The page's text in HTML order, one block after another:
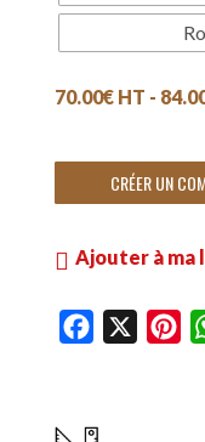
70.00€ HT -
CRÉER UN
Ajouter à ma
e